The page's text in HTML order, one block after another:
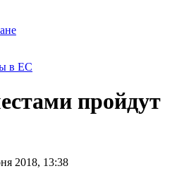
в ЕС
пройдут
2018, 13:38